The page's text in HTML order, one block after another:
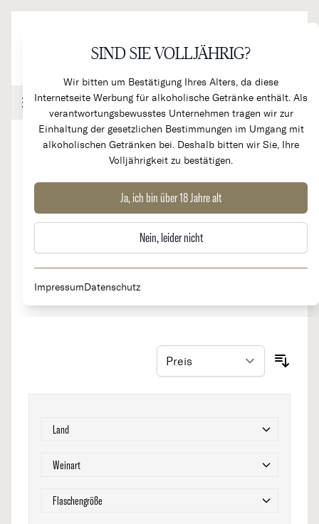
SIND SIE VOLLJÄHRIG?
Wir bitten um Bestätigung Ihres Alters, da diese
Internetseite Werbung für alkoholische Getränke enthält. Als
verantwortungsbewusstes Unternehmen tragen wir zur
Einhaltung der gesetzlichen Bestimmungen im Umgang mit
alkoholischen Getränken bei. Deshalb bitten wir Sie, Ihre
Volljährigkeit zu bestätigen.
Ja, ich bin über 18 Jahre alt
Nein, leider nicht
ImpressumDatenschutz
Handel & Gastronomie Kundenkonto Warenkorb
Philippe Jambon
Herkunftsland
Frankreich
Region
Beaujolais
LandFilter
WeinartFilter
Flaschengröße